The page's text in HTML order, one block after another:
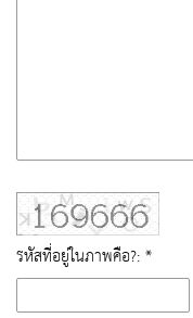
รหัสที่อยู่ในภาพคือ?: *